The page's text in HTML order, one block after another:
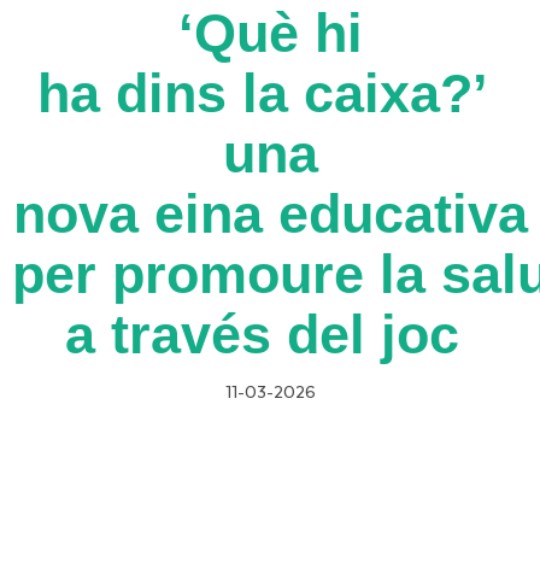
‘Què hi
ha dins la caixa?’
una
nova eina educativa
per promoure la
a través del joc
11-03-2026